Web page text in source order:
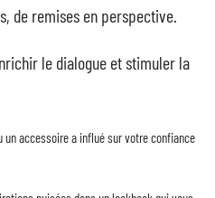
de remises en perspective.
le dialogue et stimuler la
un accessoire a influé sur votre confiance